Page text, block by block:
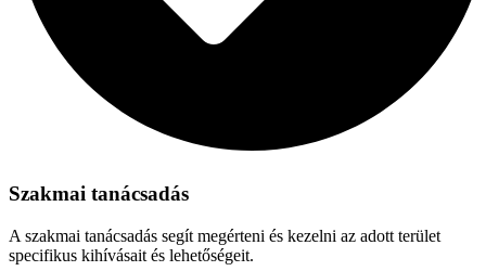
Szakmai tanácsadás
A szakmai tanácsadás segít megérteni és kezelni az adott terület
specifikus kihívásait és lehetőségeit.